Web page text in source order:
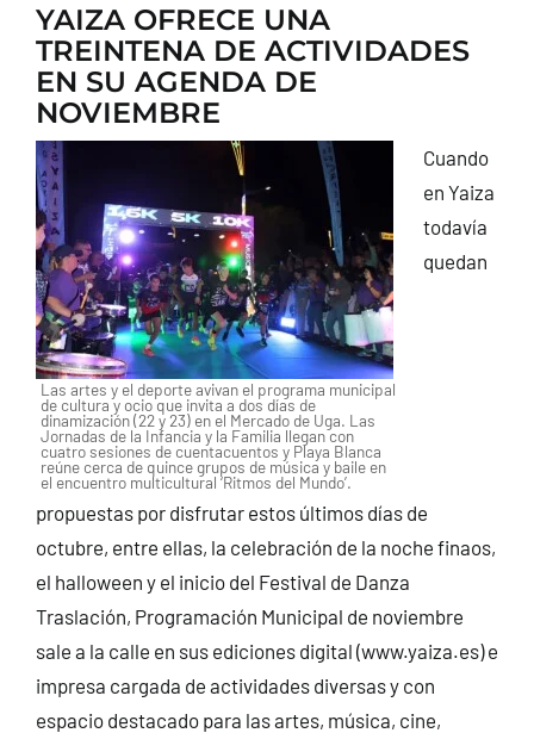
YAIZA OFRECE UNA
TREINTENA DE ACTIVIDADES
EN SU AGENDA DE
NOVIEMBRE
Las artes y el deporte avivan el programa municipal
de cultura y ocio que invita a dos días de
dinamización (22 y 23) en el Mercado de Uga. Las
Jornadas de la Infancia y la Familia llegan con
cuatro sesiones de cuentacuentos y Playa Blanca
reúne cerca de quince grupos de música y baile en
el encuentro multicultural ‘Ritmos del Mundo’.
Cuando
en Yaiza
todavía
quedan
propuestas por disfrutar estos últimos días de
octubre, entre ellas, la celebración de la noche finaos,
el halloween y el inicio del Festival de Danza
Traslación, Programación Municipal de noviembre
sale a la calle en sus ediciones digital (www.yaiza.es) e
impresa cargada de actividades diversas y con
espacio destacado para las artes, música, cine,